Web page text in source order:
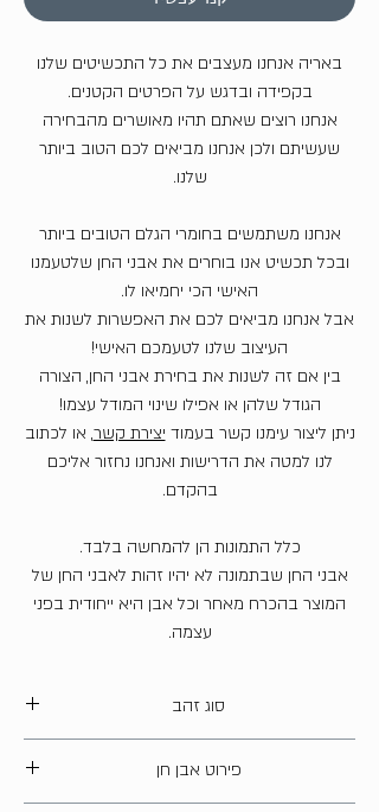
באריה אנחנו מעצבים את כל התכשיטים שלנו
בקפידה ובדגש על הפרטים הקטנים.
אנחנו רוצים שאתם תהיו מאושרים מהבחירה
שעשיתם ולכן אנחנו מביאים לכם הטוב ביותר
שלנו.
אנחנו משתמשים בחומרי הגלם הטובים ביותר
ובכל תכשיט אנו בוחרים את אבני החן שלטעמנו
האישי הכי יחמיאו לו.
אבל אנחנו מביאים לכם את האפשרות לשנות את
העיצוב שלנו לטעמכם האישי!
בין אם זה לשנות את בחירת אבני החן, הצורה
הגודל שלהן או אפילו שינוי המודל עצמו!
ניתן ליצור עימנו קשר בעמוד יצירת קשר, או לכתוב
לנו למטה את הדרישות ואנחנו נחזור אליכם
בהקדם.
כלל התמונות הן להמחשה בלבד.
אבני החן שבתמונה לא יהיו זהות לאבני החן של
המוצר בהכרח מאחר וכל אבן היא ייחודית בפני
עצמה.
סוג זהב
פירוט אבן חן